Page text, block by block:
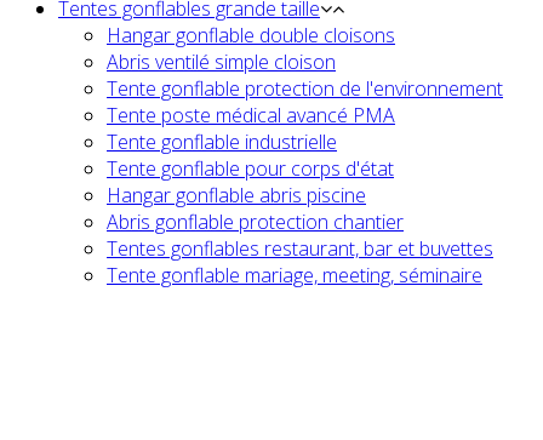
Tentes gonflables grande taille
Hangar gonflable double cloisons
Abris ventilé simple cloison
Tente gonflable protection de l'environnement
Tente poste médical avancé PMA
Tente gonflable industrielle
Tente gonflable pour corps d'état
Hangar gonflable abris piscine
Abris gonflable protection chantier
Tentes gonflables restaurant, bar et buvettes
Tente gonflable mariage, meeting, séminaire